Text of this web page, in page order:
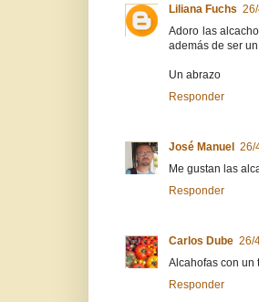
Liliana Fuchs
Adoro las
además de ser
Un abrazo
Responder
José Manuel
26/
Me gustan las
Responder
Carlos Dube 26/
Alcahofas con un
Responder